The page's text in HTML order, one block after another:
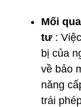
Mối
tư :
bị của
về bảo
năng
trái